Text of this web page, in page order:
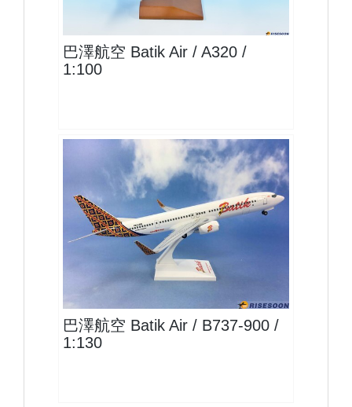
巴澤航空 Batik Air / A320 /
1:100
LNI13B739P02
巴澤航空 Batik Air / B737-900 /
1:130